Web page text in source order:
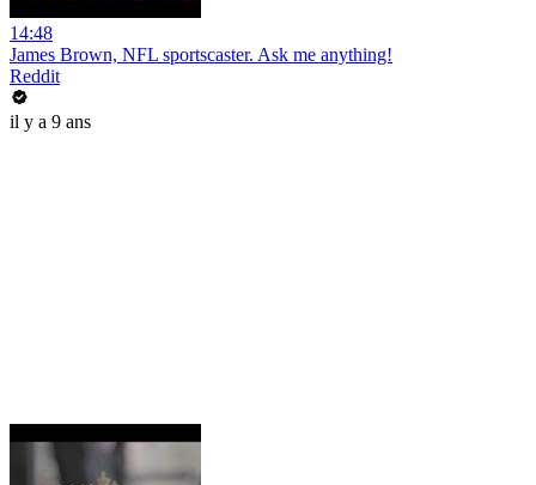
14:48
James Brown, NFL sportscaster. Ask me anything!
Reddit
il y a 9 ans